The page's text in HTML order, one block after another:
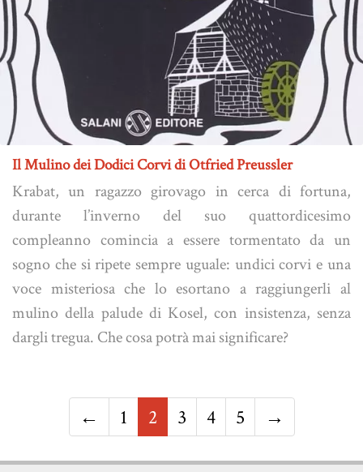
Il Mulino dei Dodici Corvi di Otfried Preussler
Krabat, un ragazzo girovago in cerca di fortuna,
durante l’inverno del suo quattordicesimo
compleanno comincia a essere tormentato da un
sogno che si ripete sempre uguale: undici corvi e una
voce misteriosa che lo esortano a raggiungerli al
mulino della palude di Kosel, con insistenza, senza
dargli tregua. Che cosa potrà mai significare?
← 1 2 3 4 5 →